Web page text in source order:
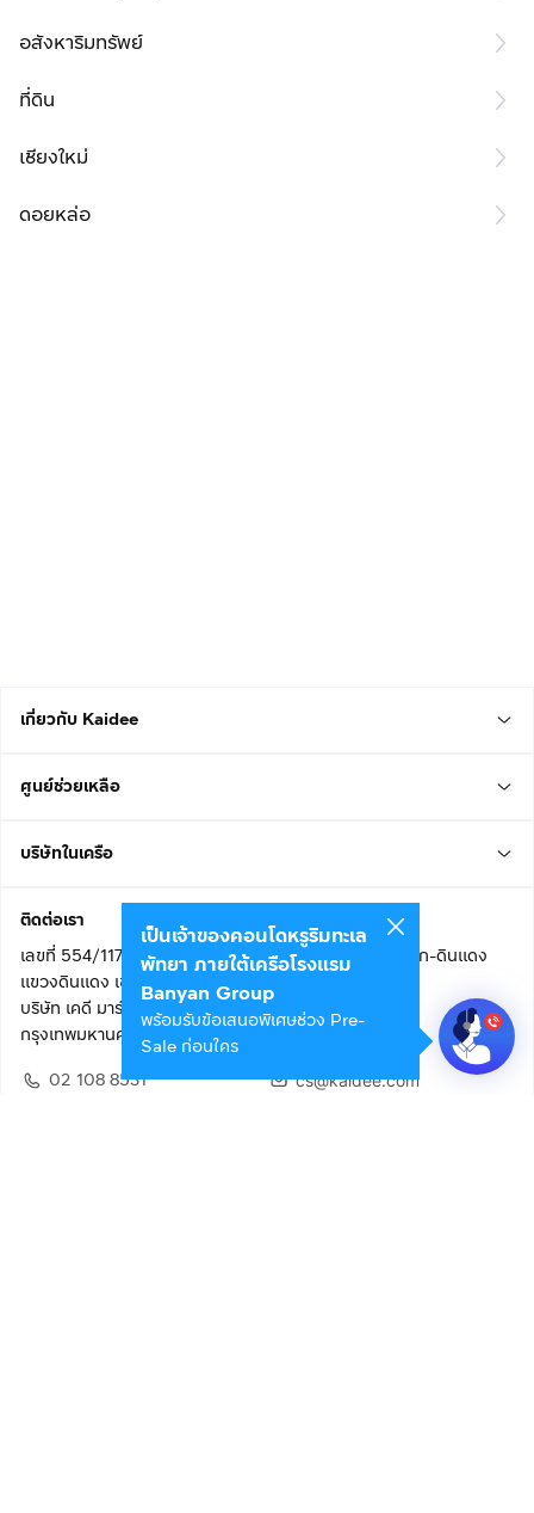
อสังหาริมทรัพย์
ที่ดิน
เชียงใหม่
ดอยหล่อ
เกี่ยวกับ Kaidee
ศูนย์ช่วยเหลือ
บริษัทในเครือ
ติดต่อเรา
เลขที่ 554/117 อาคารสกายไนน์ เซ็นเตอร์ ชั้น 22 ถนนอโศก-ดินแดง
แขวงดินแดง เขตดินแดง
บริษัท เคดี มาร์เก็ตเพลส จำกัด (สำนักงานใหญ่)
กรุงเทพมหานคร 10400
02 108 8531
cs@kaidee.com
เป็นเจ้าของคอนโดหรูริมทะเล
พัทยา ภายใต้เครือโรงแรม
Banyan Group
พร้อมรับข้อเสนอพิเศษช่วง Pre-
Sale ก่อนใคร